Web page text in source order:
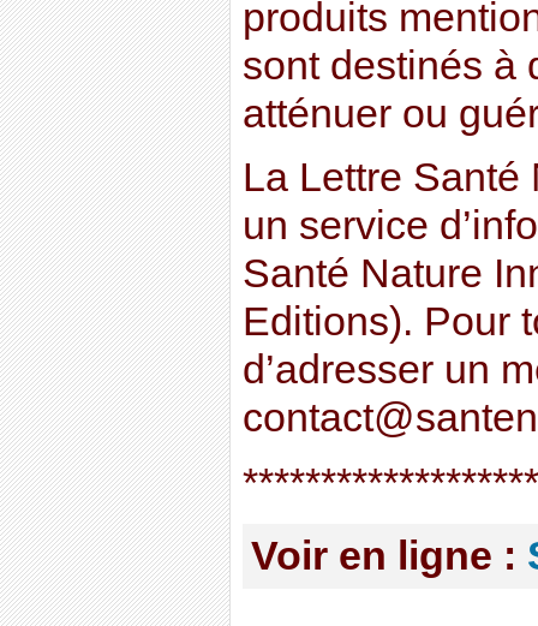
produits
sont destinés à
atténuer ou
La Lettre Santé
un service
Santé Nature
Editions). Pour
d’adresser un
Voir en ligne :